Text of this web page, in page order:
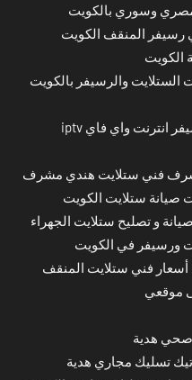
وسوري بالكويت
رسيفر المنقف الكويت
الكويت
والرسيفر بالكويت
فني ستلايت مركزي المنقف رسيفر انترنت واي فاي iptv
فني ستلايت هندي مشرف
صيانة ستلايت الكويت
و تصليح ستلايت الجهراء
ورسيفر في الكويت
فني ستلايت المنقف
موقعي
هدية
تسليك مجاري هدية